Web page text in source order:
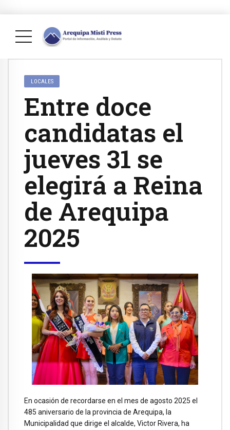
LOCALES
Entre doce
candidatas el
jueves 31 se
elegirá a Reina
de Arequipa
2025
En ocasión de recordarse en el mes de agosto 2025 el
485 aniversario de la provincia de Arequipa, la
Municipalidad que dirige el alcalde, Victor Rivera, ha